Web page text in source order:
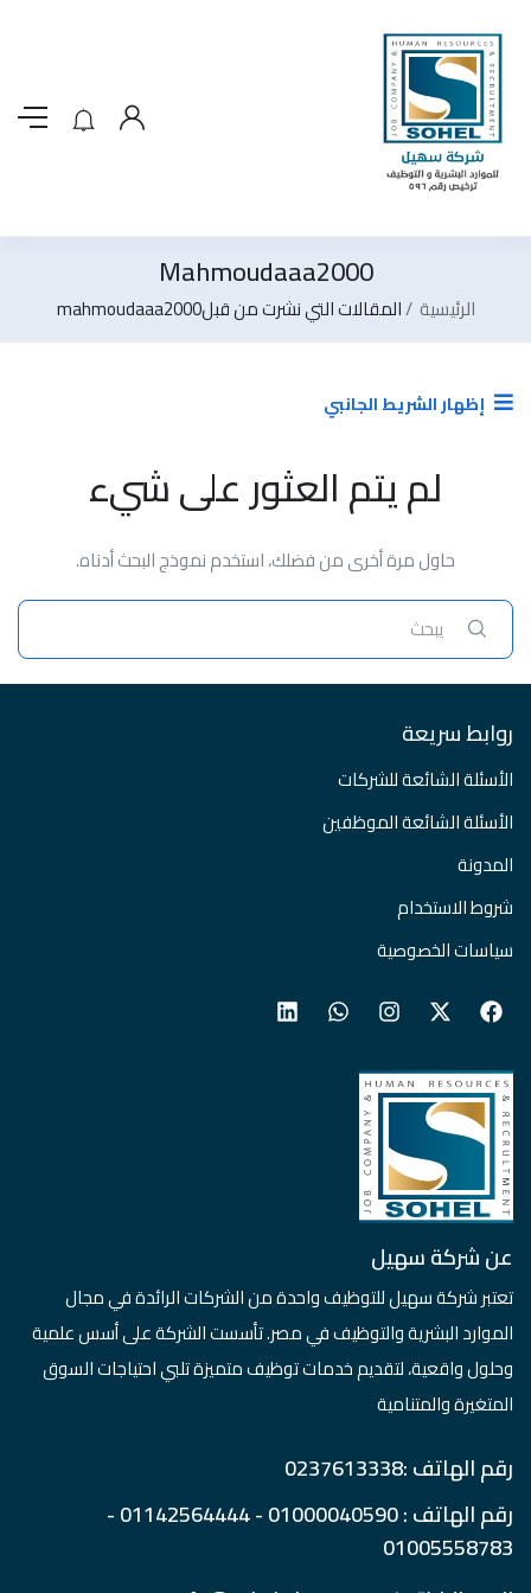
Mahmoudaaa2000
الرئيسية المقالات التي نشرت من قبلmahmoudaaa2000
إظهار الشريط الجانبي
لم يتم العثور على شيء
حاول مرة أخرى من فضلك، استخدم نموذج البحث أدناه.
روابط سريعة
الأسئلة الشائعة للشركات
الأسئلة الشائعة الموظفين
المدونة
شروط الاستخدام
سياسات الخصوصية
عن شركة سهيل
تعتبر شركة سهيل للتوظيف واحدة من الشركات الرائدة في مجال
الموارد البشرية والتوظيف في مصر. تأسست الشركة على أسس علمية
وحلول واقعية، لتقديم خدمات توظيف متميزة تلبي احتياجات السوق
المتغيرة والمتنامية
رقم الهاتف :0237613338
رقم الهاتف : 01000040590 - 01142564444 -
01005558783